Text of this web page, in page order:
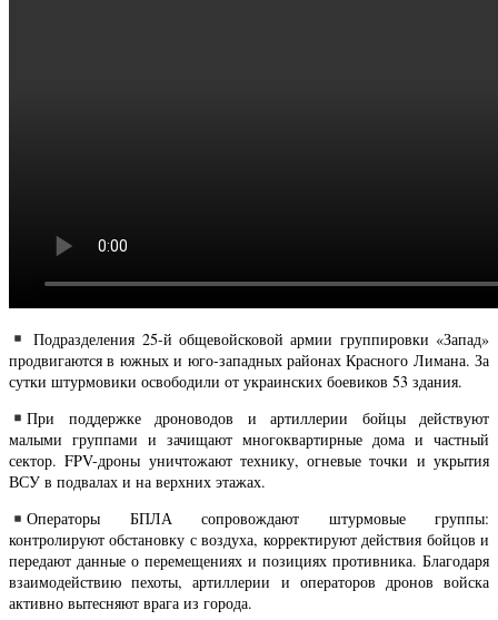
Подразделения 25-й общевойсковой армии группировки «Запад»
продвигаются в южных и юго-западных районах Красного Лимана. За
сутки штурмовики освободили от украинских боевиков 53 здания.
При поддержке дроноводов и артиллерии бойцы действуют
малыми группами и зачищают многоквартирные дома и частный
сектор. FPV-дроны уничтожают технику, огневые точки и укрытия
ВСУ в подвалах и на верхних этажах.
Операторы БПЛА сопровождают штурмовые группы:
контролируют обстановку с воздуха, корректируют действия бойцов и
передают данные о перемещениях и позициях противника. Благодаря
взаимодействию пехоты, артиллерии и операторов дронов войска
активно вытесняют врага из города.